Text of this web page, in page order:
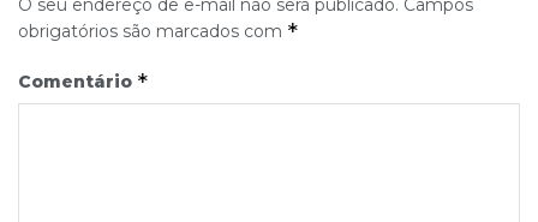
O seu endereço de e-mail não será publicado. Campos
obrigatórios são marcados com *
Comentário *